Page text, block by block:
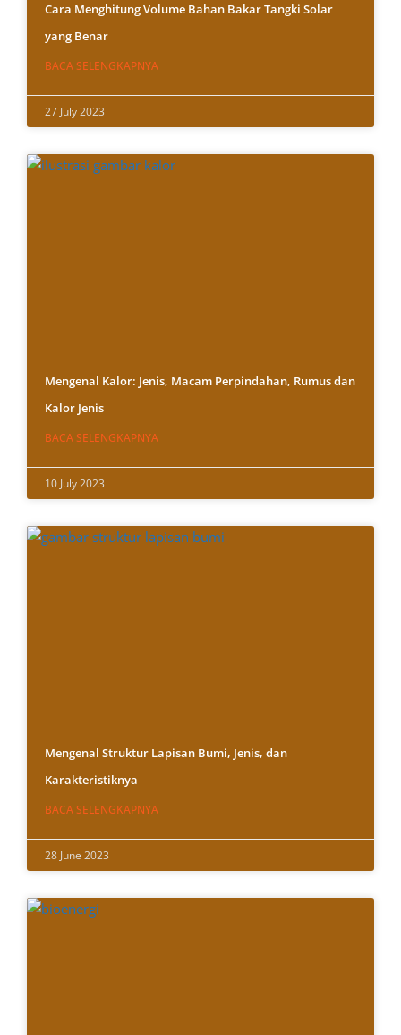
Cara Menghitung Volume Bahan Bakar Tangki Solar
yang Benar
BACA SELENGKAPNYA
27 July 2023
Mengenal Kalor: Jenis, Macam Perpindahan, Rumus dan
Kalor Jenis
BACA SELENGKAPNYA
10 July 2023
Mengenal Struktur Lapisan Bumi, Jenis, dan
Karakteristiknya
BACA SELENGKAPNYA
28 June 2023